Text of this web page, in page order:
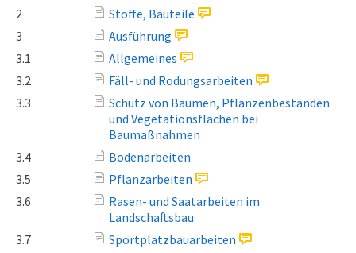
2
Stoffe, Bauteile
3
Ausführung
3.1
Allgemeines
3.2
Fäll- und Rodungsarbeiten
3.3
Schutz von Bäumen, Pflanzenbeständen
und Vegetationsflächen bei
Baumaßnahmen
3.4
Bodenarbeiten
3.5
Pflanzarbeiten
3.6
Rasen- und Saatarbeiten im
Landschaftsbau
3.7
Sportplatzbauarbeiten